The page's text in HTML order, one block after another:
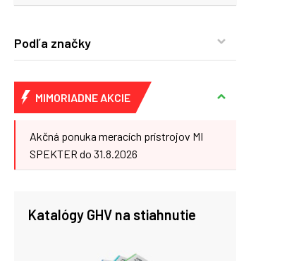
Podľa značky
MIMORIADNE AKCIE
Akčná ponuka meracích prístrojov MI
SPEKTER do 31.8.2026
Katalógy GHV na stiahnutie